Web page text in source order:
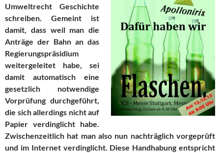
Umweltrecht Geschichte
schreiben. Gemeint ist
damit, dass weil man die
Anträge der Bahn an das
Regierungspräsidium
weitergeleitet habe, sei
damit automatisch eine
gesetzlich notwendige
Vorprüfung durchgeführt,
die sich allerdings nicht auf
Papier verdinglicht habe.
Zwischenzeitlich hat man also nun nachträglich vorgeprüft
und im Internet verdinglicht. Diese Handhabung entspricht